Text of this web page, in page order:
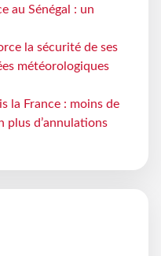
au Sénégal : un
la sécurité de ses
météorologiques
la France : moins de
plus d’annulations